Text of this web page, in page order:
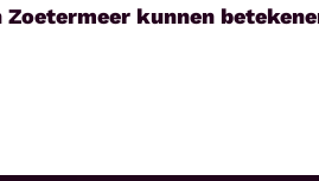
kunnen